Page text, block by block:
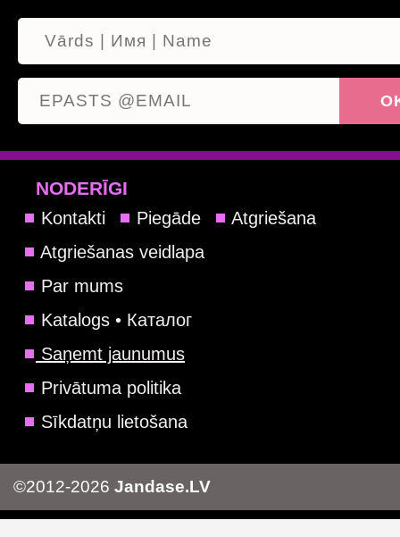
NODERĪGI
Kontakti Piegāde
Atgriešana
Atgriešanas veidlapa
Par mums
Katalogs • Каталог
Saņemt jaunumus
Privātuma politika
Sīkdatņu lietošana
©2012-2026 Jandase.LV